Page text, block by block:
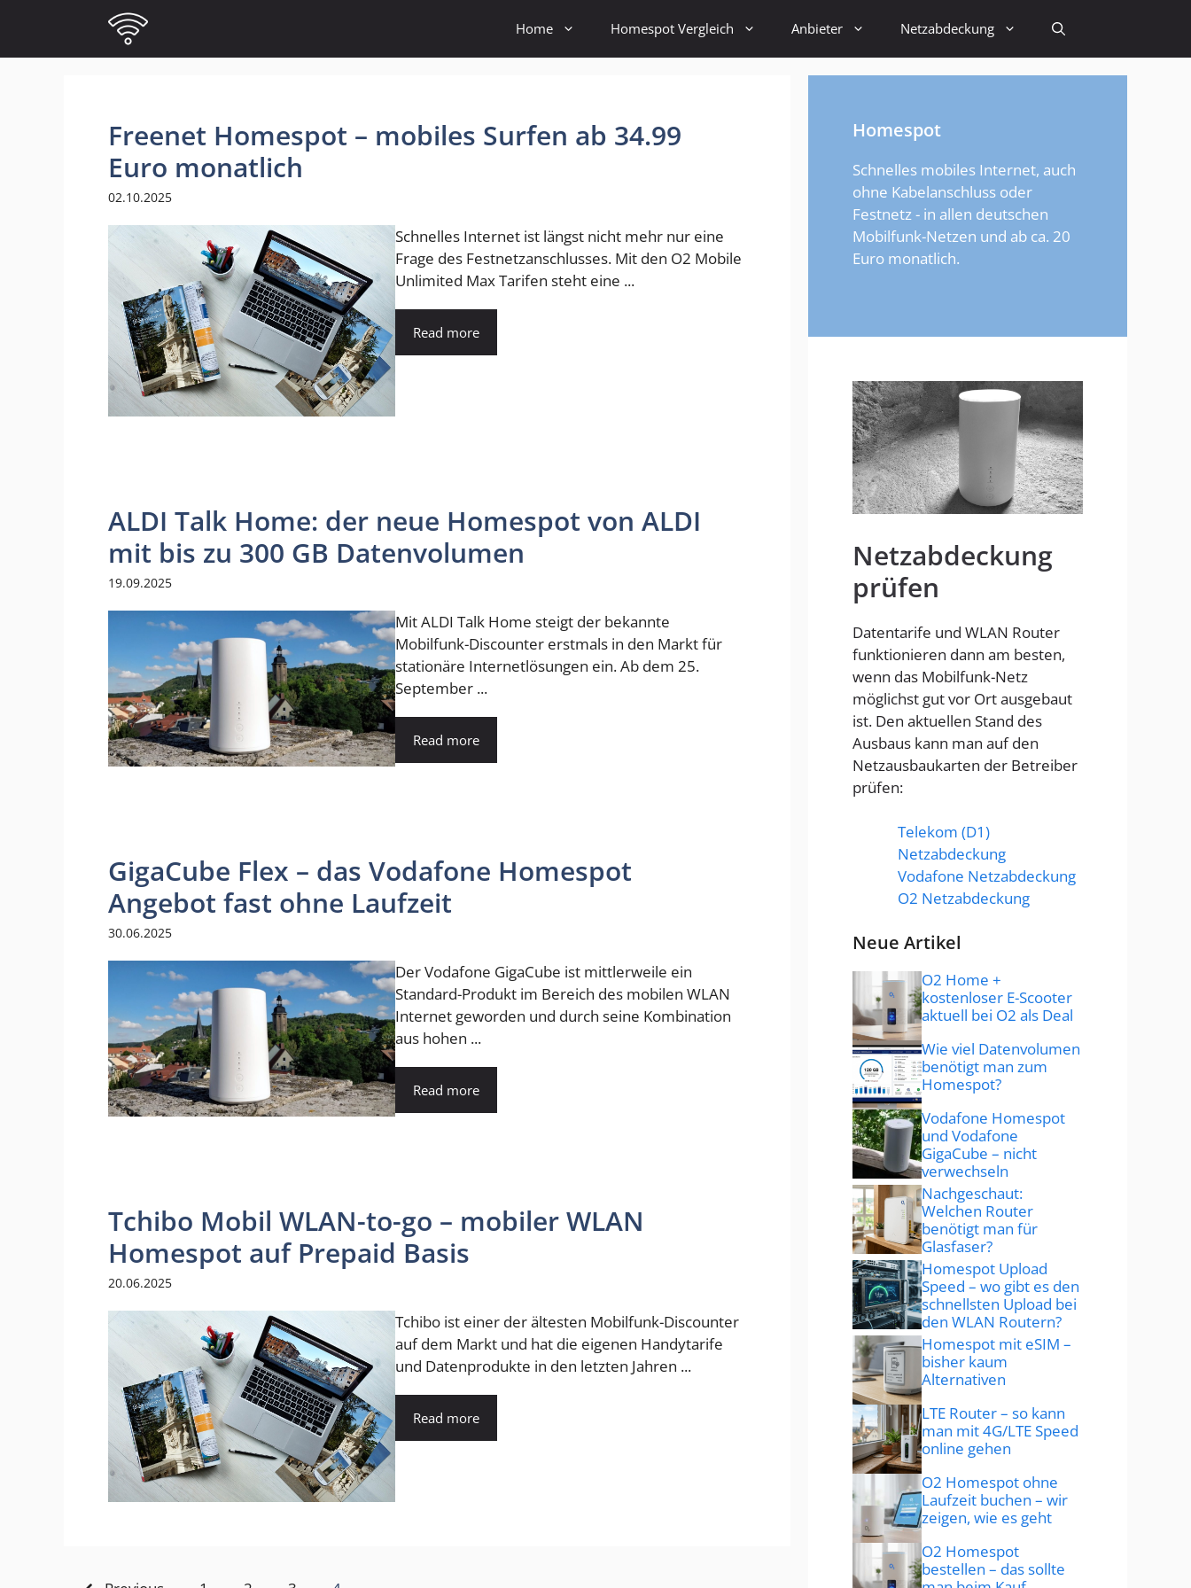
springen
Home Homespot Vergleich Anbieter Netzabdeckung
Freenet Homespot – mobiles Surfen ab 34.99
Euro monatlich
02.10.2025
Schnelles Internet ist längst nicht mehr nur eine
Frage des Festnetzanschlusses. Mit den O2 Mobile
Unlimited Max Tarifen steht eine ...
Read more
ALDI Talk Home: der neue Homespot von ALDI
mit bis zu 300 GB Datenvolumen
19.09.2025
Mit ALDI Talk Home steigt der bekannte
Mobilfunk-Discounter erstmals in den Markt für
stationäre Internetlösungen ein. Ab dem 25.
September ...
Read more
GigaCube Flex – das Vodafone Homespot
Angebot fast ohne Laufzeit
30.06.2025
Der Vodafone GigaCube ist mittlerweile ein
Standard-Produkt im Bereich des mobilen WLAN
Internet geworden und durch seine Kombination
aus hohen ...
Read more
Tchibo Mobil WLAN-to-go – mobiler WLAN
Homespot auf Prepaid Basis
20.06.2025
Tchibo ist einer der ältesten Mobilfunk-Discounter
auf dem Markt und hat die eigenen Handytarife
und Datenprodukte in den letzten Jahren ...
Read more
Homespot
Schnelles mobiles Internet, auch
ohne Kabelanschluss oder
Festnetz - in allen deutschen
Mobilfunk-Netzen und ab ca. 20
Euro monatlich.
Netzabdeckung
prüfen
Datentarife und WLAN Router
funktionieren dann am besten,
wenn das Mobilfunk-Netz
möglichst gut vor Ort ausgebaut
ist. Den aktuellen Stand des
Ausbaus kann man auf den
Netzausbaukarten der Betreiber
prüfen:
Telekom (D1)
Netzabdeckung
Vodafone Netzabdeckung
O2 Netzabdeckung
Neue Artikel
O2 Home +
kostenloser E-Scooter
aktuell bei O2 als Deal
Wie viel Datenvolumen
benötigt man zum
Homespot?
Vodafone Homespot
und Vodafone
GigaCube – nicht
verwechseln
Nachgeschaut:
Welchen Router
benötigt man für
Glasfaser?
Homespot Upload
Speed – wo gibt es den
schnellsten Upload bei
den WLAN Routern?
Homespot mit eSIM –
bisher kaum
Alternativen
LTE Router – so kann
man mit 4G/LTE Speed
online gehen
O2 Homespot ohne
Laufzeit buchen – wir
zeigen, wie es geht
O2 Homespot
bestellen – das sollte